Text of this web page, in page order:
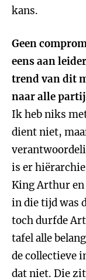
kans.
Geen
eens aan
trend van dit
naar alle
Ik heb niks
dient niet,
is er
King Arthur
in die tijd was
toch durfde
tafel alle
de collectieve
dat niet. Die